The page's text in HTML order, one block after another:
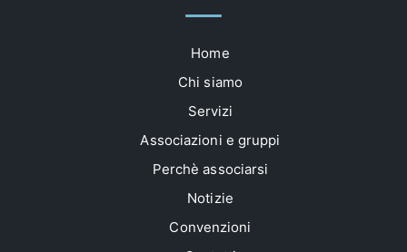
Home
Chi siamo
Servizi
Associazioni e gruppi
Perchè associarsi
Notizie
Convenzioni